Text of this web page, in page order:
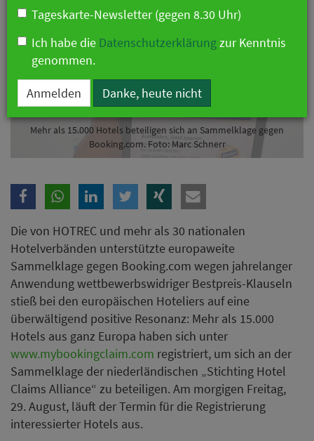
Mehr als 15.000 Hotels beteiligen sich an Sammelklage gegen
Booking.com. Foto: Marc Schnerr
Die von HOTREC und mehr als 30 nationalen
Hotelverbänden unterstützte europaweite
Sammelklage gegen Booking.com wegen jahrelanger
Anwendung wettbewerbswidriger Bestpreis-Klauseln
stieß bei den europäischen Hoteliers auf eine
überwältigend positive Resonanz: Mehr als 15.000
Hotels aus ganz Europa haben sich unter
www.mybookingclaim.com registriert, um sich an der
Sammelklage der niederländischen „Stichting Hotel
Claims Alliance“ zu beteiligen. Am morgigen Freitag,
29. August, läuft der Termin für die Registrierung
interessierter Hotels aus.
Tageskarte-Newsletter (gegen 8.30 Uhr)
Ich habe die Datenschutzerklärungzur Kenntnis
genommen.
Anmelden Danke, heute nicht